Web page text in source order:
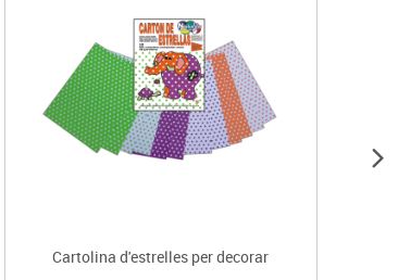
Cartolina d'estrelles per decorar